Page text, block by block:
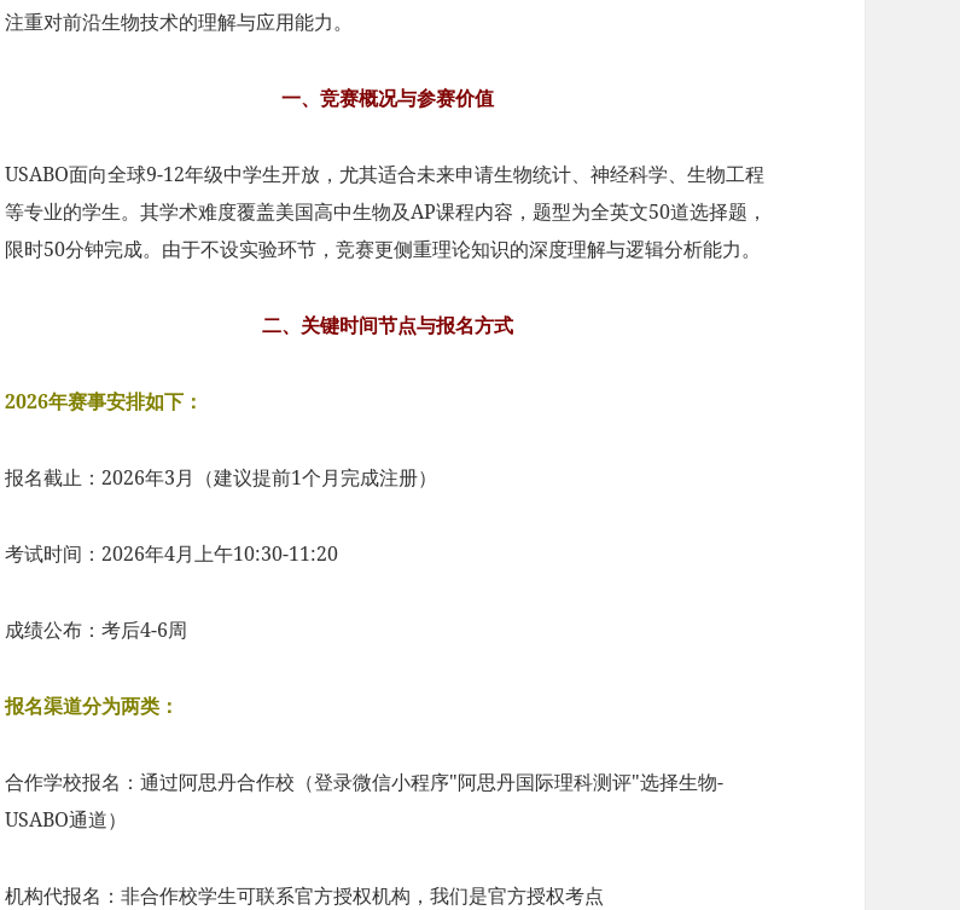
注重对前沿生物技术的理解与应用能力。
一、竞赛概况与参赛价值
USABO面向全球9-12年级中学生开放，尤其适合未来申请生物统计、神经科学、生物工程
等专业的学生。其学术难度覆盖美国高中生物及AP课程内容，题型为全英文50道选择题，
限时50分钟完成。由于不设实验环节，竞赛更侧重理论知识的深度理解与逻辑分析能力。
二、关键时间节点与报名方式
2026年赛事安排如下：
报名截止：2026年3月（建议提前1个月完成注册）
考试时间：2026年4月上午10:30-11:20
成绩公布：考后4-6周
报名渠道分为两类：
合作学校报名：通过阿思丹合作校（登录微信小程序"阿思丹国际理科测评"选择生物-
USABO通道）
机构代报名：非合作校学生可联系官方授权机构，我们是官方授权考点